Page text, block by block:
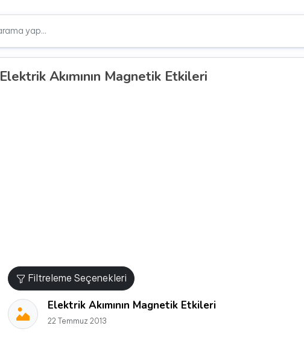
Elektrik Akımının Magnetik Etkileri
Filtreleme Seçenekleri
Elektrik Akımının Magnetik Etkileri
22 Temmuz 2013